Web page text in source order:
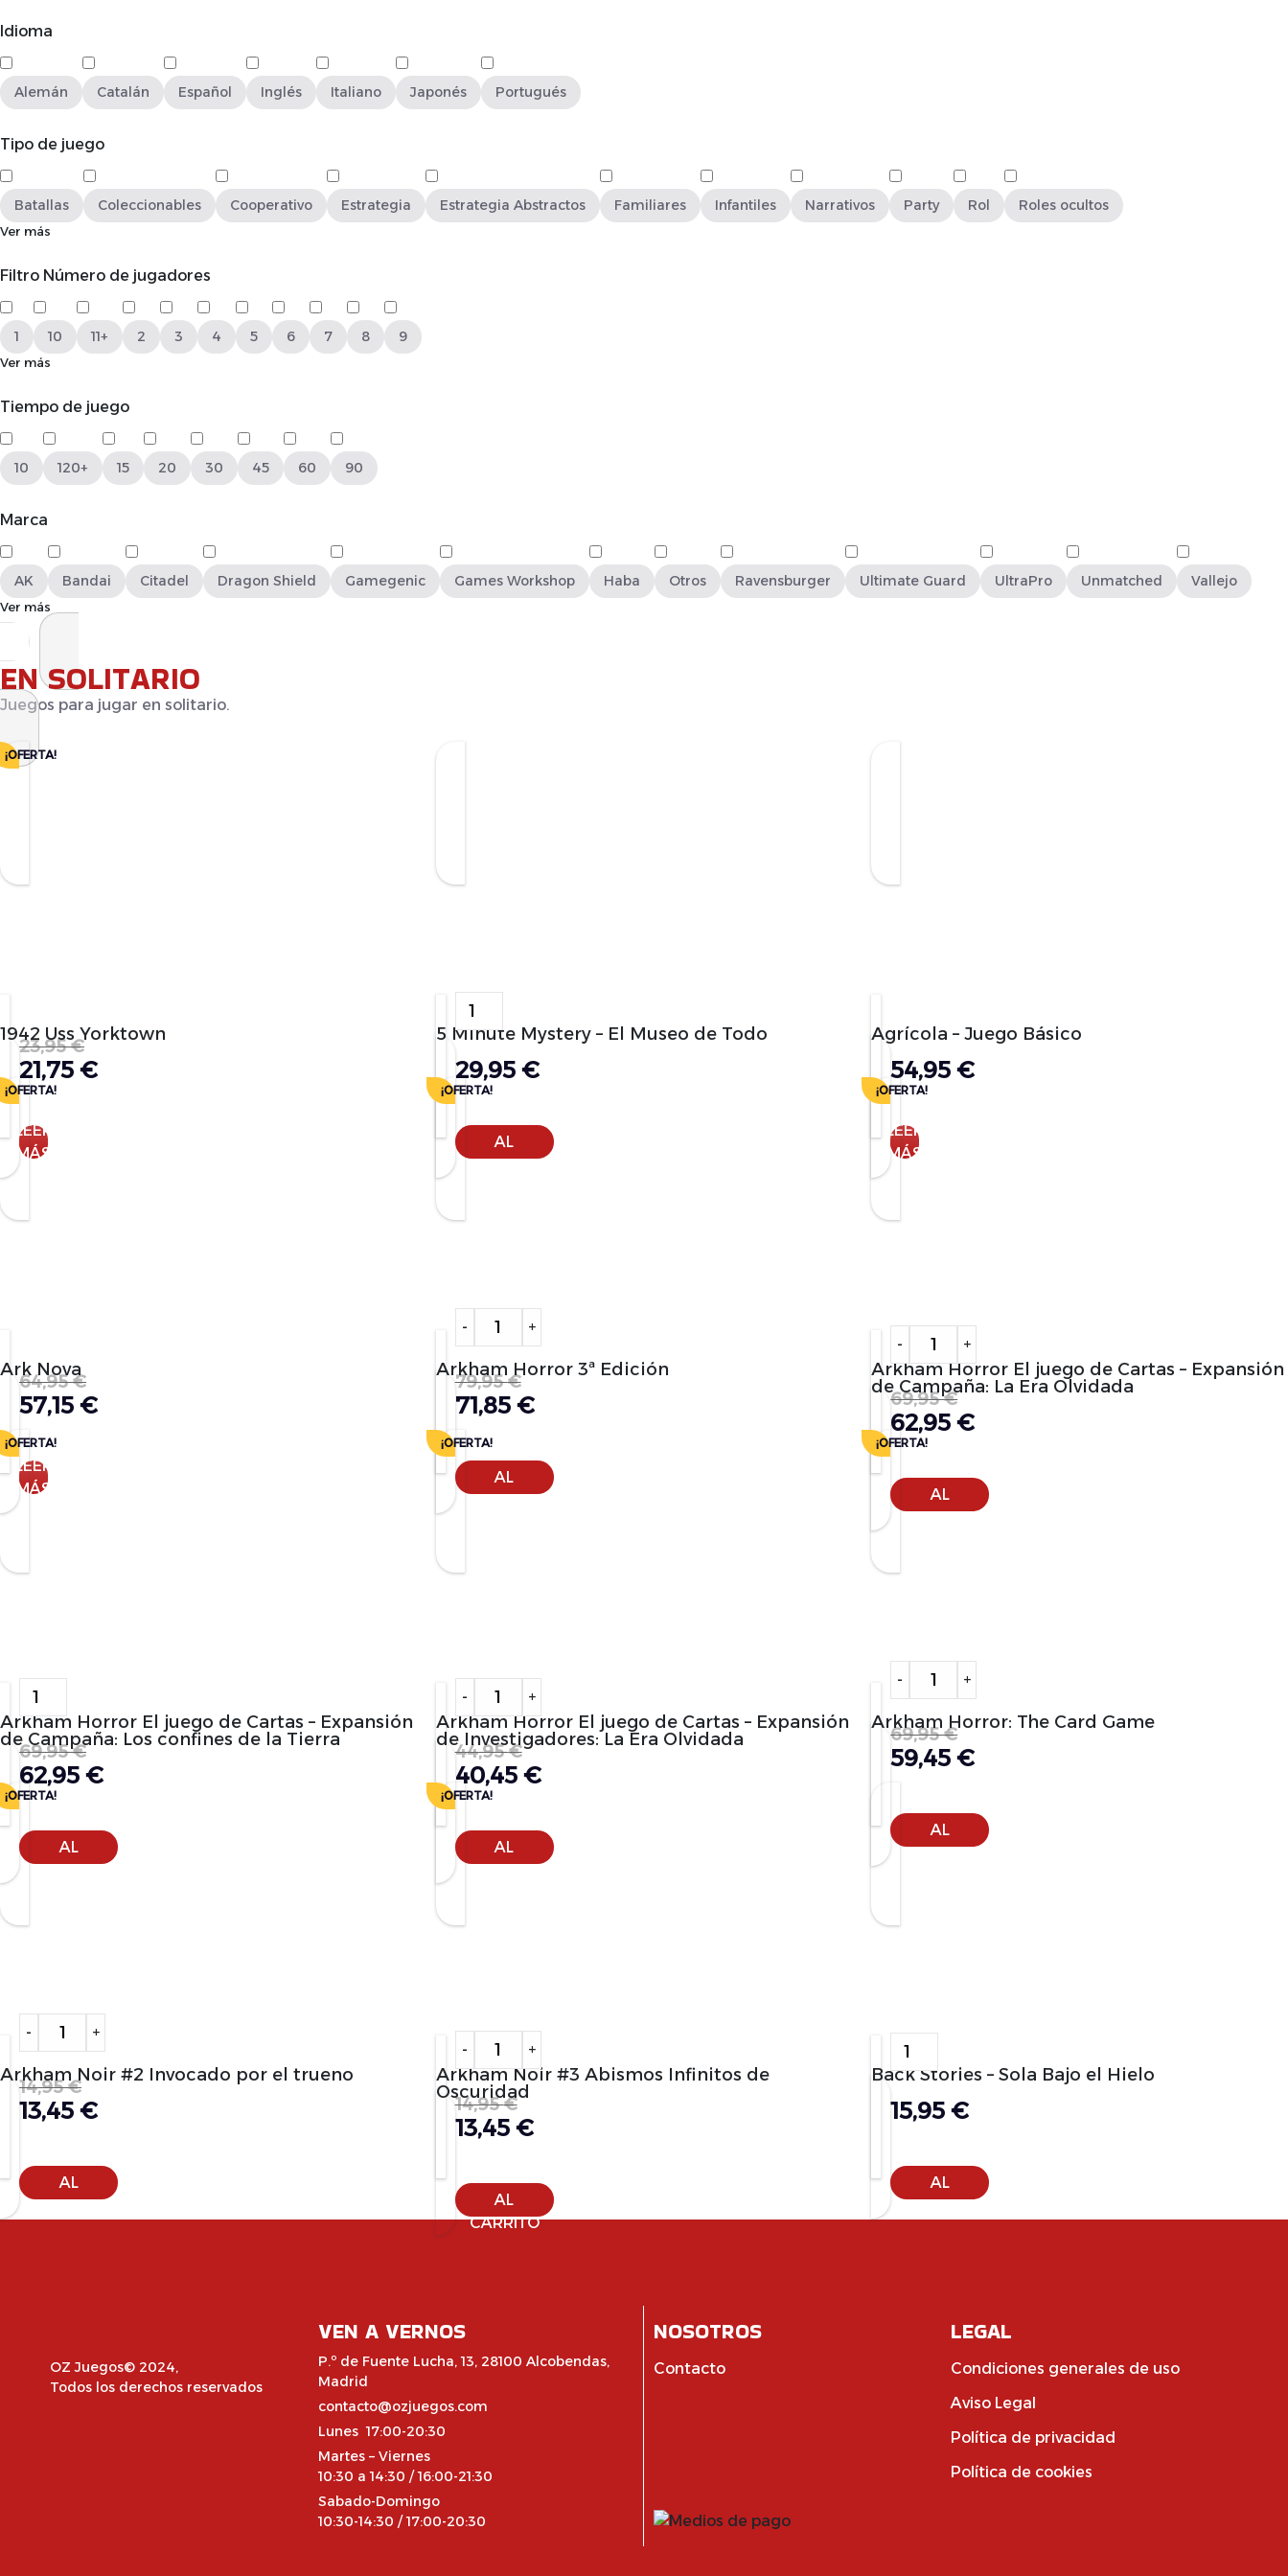
Idioma
Alemán Catalán Español Inglés Italiano Japonés Portugués
Tipo de juego
Batallas Coleccionables Cooperativo Estrategia Estrategia Abstractos Familiares Infantiles Narrativos Party Rol Roles ocultos
Ver más
Filtro Número de jugadores
1 10 11+ 2 3 4 5 6 7 8 9
Ver más
Tiempo de juego
10 120+ 15 20 30 45 60 90
Marca
AK Bandai Citadel Dragon Shield Gamegenic Games Workshop Haba Otros Ravensburger Ultimate Guard UltraPro Unmatched Vallejo
Ver más
EN SOLITARIO
Juegos para jugar en solitario.
¡OFERTA!
1942 Uss Yorktown
LEER
MÁS
23,95€
21,75 €
5 Minute Mystery – El Museo de Todo
AL
CARRITO
29,95 €
Agrícola – Juego Básico
LEER
MÁS
54,95€
¡OFERTA!
Ark Nova
LEER
MÁS
64,95€
57,15 €
¡OFERTA!
Arkham Horror 3ª Edición
- +
AL
CARRITO
79,95€
71,85 €
¡OFERTA!
Arkham Horror El juego de Cartas – Expansión
de Campaña: La Era Olvidada
- +
AL
CARRITO
69,95€
62,95€
¡OFERTA!
Arkham Horror El juego de Cartas – Expansión
de Campaña: Los confines de la Tierra
AL
CARRITO
69,95€
62,95 €
¡OFERTA!
Arkham Horror El juego de Cartas – Expansión
de Investigadores: La Era Olvidada
- +
AL
CARRITO
44,95€
40,45 €
¡OFERTA!
Arkham Horror: The Card Game
- +
AL
CARRITO
69,95€
59,45€
¡OFERTA!
Arkham Noir #2 Invocado por el trueno
- +
AL
CARRITO
14,95€
13,45 €
¡OFERTA!
Arkham Noir #3 Abismos Infinitos de
Oscuridad
- +
AL
CARRITO
14,95€
13,45 €
Back Stories – Sola Bajo el Hielo
AL
CARRITO
15,95€
OZ Juegos© 2024,
Todos los derechos reservados
VEN A VERNOS
P.º de Fuente Lucha, 13, 28100 Alcobendas,
Madrid
contacto@ozjuegos.com
Lunes 17:00-20:30
Martes – Viernes
10:30 a 14:30 / 16:00-21:30
Sabado-Domingo
10:30-14:30 / 17:00-20:30
NOSOTROS
Contacto
LEGAL
Condiciones generales de uso
Aviso Legal
Política de privacidad
Política de cookies